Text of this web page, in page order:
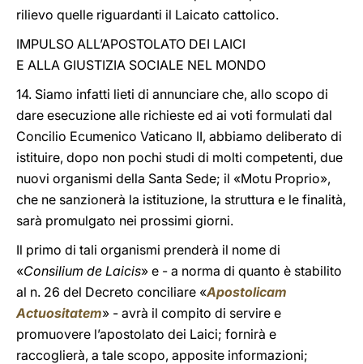
rilievo quelle riguardanti il Laicato cattolico.
IMPULSO ALL’APOSTOLATO DEI LAICI
E ALLA GIUSTIZIA SOCIALE NEL MONDO
14. Siamo infatti lieti di annunciare che, allo scopo di
dare esecuzione alle richieste ed ai voti formulati dal
Concilio Ecumenico Vaticano II, abbiamo deliberato di
istituire, dopo non pochi studi di molti competenti, due
nuovi organismi della Santa Sede; il «Motu Proprio»,
che ne sanzionerà la istituzione, la struttura e le finalità,
sarà promulgato nei prossimi giorni.
Il primo di tali organismi prenderà il nome di
«Consilium de Laicis» e - a norma di quanto è stabilito
al n. 26 del Decreto conciliare «Apostolicam
Actuositatem» - avrà il compito di servire e
promuovere l’apostolato dei Laici; fornirà e
raccoglierà, a tale scopo, apposite informazioni;